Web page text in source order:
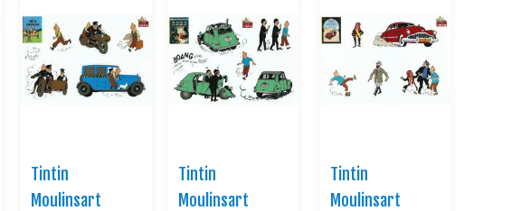
Tintin
Moulinsart
Tintin
Moulinsart
Tintin
Moulinsart